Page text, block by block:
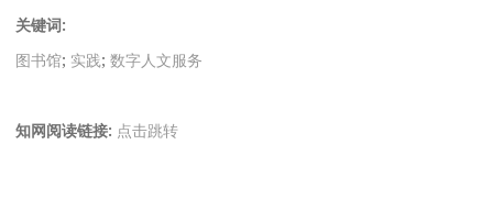
关键词:
图书馆; 实践;数字人文服务
知网阅读链接: 点击跳转